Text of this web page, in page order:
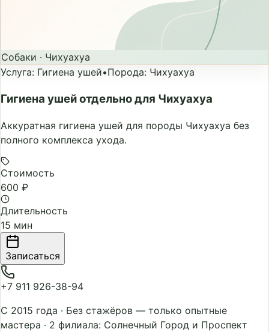
Собаки · Чихуахуа
Услуга: Гигиена ушей•Порода: Чихуахуа
Гигиена ушей отдельно для Чихуахуа
Аккуратная гигиена ушей для породы Чихуахуа без
полного комплекса ухода.
Стоимость
600 ₽
Длительность
15 мин
Записаться
+7 911 926-38-94
С 2015 года · Без стажёров — только опытные
мастера · 2 филиала: Солнечный Город и Проспект